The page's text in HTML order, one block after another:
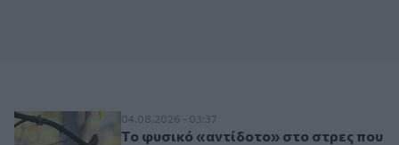
Το φυσικό «αντίδοτο» στο στρες που δρα
04.08.2026 - 03:37
Το φυσικό «αντίδοτο» στο στρες που